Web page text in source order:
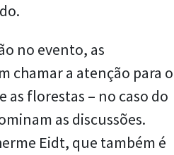
no evento, as
chamar a atenção para o
as florestas – no caso do
as discussões.
Eidt, que também é